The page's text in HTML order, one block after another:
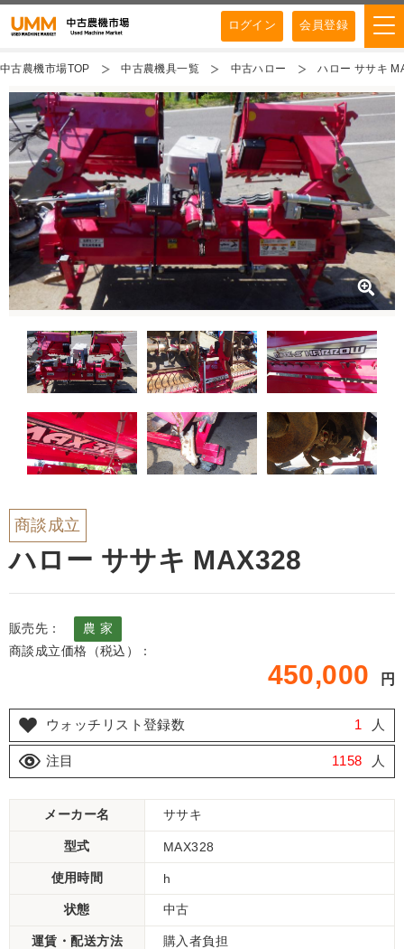
ログイン 会員登録
中古農機市場TOP 中古農機具一覧 中古ハロー ハロー ササキ
商談成立
ハロー ササキ MAX328
販売先：
農 家
商談成立価格（税込）：
450,000 円
ウォッチリスト登録数 1 人
注目 1158 人
メーカー名 ササキ
型式 MAX328
使用時間 h
状態 中古
運賃・配送方法 購入者負担